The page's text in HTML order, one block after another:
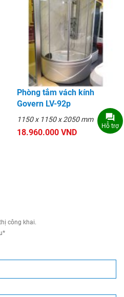
Phòng tắm vách kính
Govern LV-92p
1150 x 1150 x 2050 mm
18.960.000 VND
công khai.
*
Hỗ trợ